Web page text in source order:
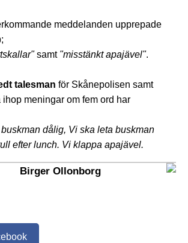
meddelanden upprepade
samt "misstänkt apajävel".
talesman för Skånepolisen samt
ihop meningar om fem ord har
dålig, Vi ska leta buskman
efter lunch. Vi klappa apajävel.
Birger Ollonborg